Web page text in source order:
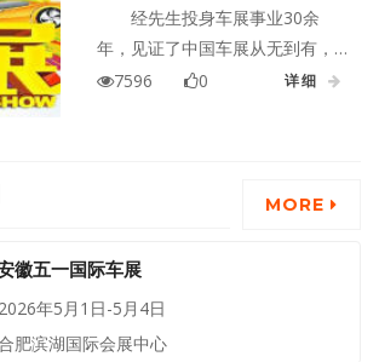
造有价值服务
经先生投身车展事业30余
年，见证了中国车展从无到有，
从办展业余到国际水准的发展过
拓、创新，脚踏实地的服务消费
的场馆、当地的经销商一起合
值的服务。
7596 0 详细
MORE
徽五一国际车展
年5月1日-5月4日
肥滨湖国际会展中心